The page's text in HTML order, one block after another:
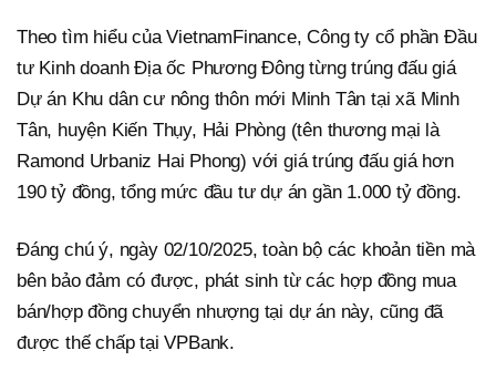
Theo tìm hiểu của VietnamFinance, Công ty cổ phần Đầu
tư Kinh doanh Địa ốc Phương Đông từng trúng đấu giá
Dự án Khu dân cư nông thôn mới Minh Tân tại xã Minh
Tân, huyện Kiến Thụy, Hải Phòng (tên thương mại là
Ramond Urbaniz Hai Phong) với giá trúng đấu giá hơn
190 tỷ đồng, tổng mức đầu tư dự án gần 1.000 tỷ đồng.
Đáng chú ý, ngày 02/10/2025, toàn bộ các khoản tiền mà
bên bảo đảm có được, phát sinh từ các hợp đồng mua
bán/hợp đồng chuyển nhượng tại dự án này, cũng đã
được thế chấp tại VPBank.